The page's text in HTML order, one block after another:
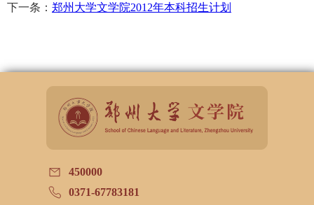
下一条： 郑州大学文学院2012年本科招生计划
450000
0371-67783181